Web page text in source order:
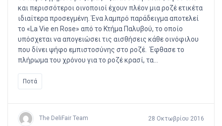
και περισσότεροι οινοποιοί έχουν πλέον μια ροζέ ετικέτα
ιδιαίτερα προσεγμένη. Ένα λαμπρό παράδειγμα αποτελεί
το «La Vie en Rose» από το Κτήμα Παλυβού, το οποίο
υπόσχεται να απογειώσει τις αισθήσεις κάθε οινόφιλου
που δίνει ψήφο εμπιστοσύνης στο ροζέ. Έφθασε το
πλήρωμα του χρόνου για το ροζέ κρασί, τα…
Ποτά
The DeliFair Team 28 Οκτωβρίου 2016